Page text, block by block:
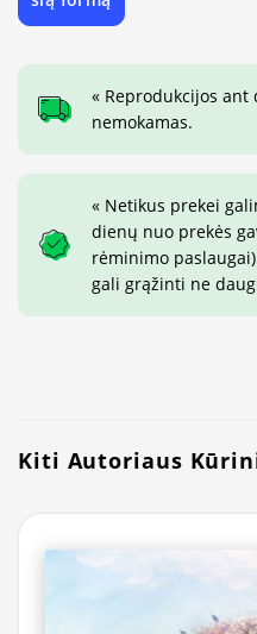
« Reprodukcijos
nemokamas.
« Netikus prekei
dienų nuo prekės
rėminimo
gali grąžinti ne
Kiti Autoriaus